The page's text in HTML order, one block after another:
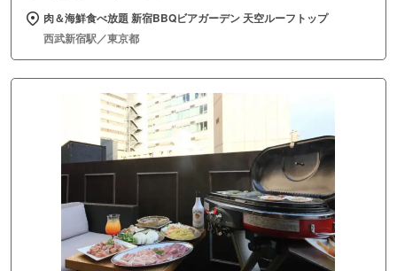
肉＆海鮮食べ放題 新宿BBQビアガーデン 天空ルーフトップ
西武新宿駅／東京都